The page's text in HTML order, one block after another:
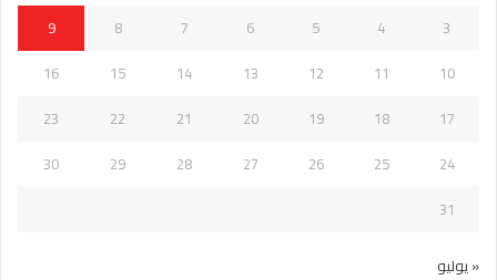
3
4
5
6
7
8
9
10
11
12
13
14
15
16
17
18
19
20
21
22
23
24
25
26
27
28
29
30
31
« يوليو